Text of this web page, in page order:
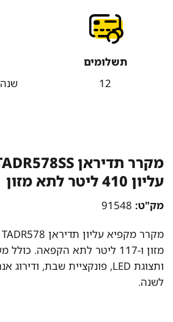
תשלומים
12
עליון 410 ליטר לתא מזון
מק"ט:91548
מזון ו-117 ליטר לתא הקפאה.
לשנה.